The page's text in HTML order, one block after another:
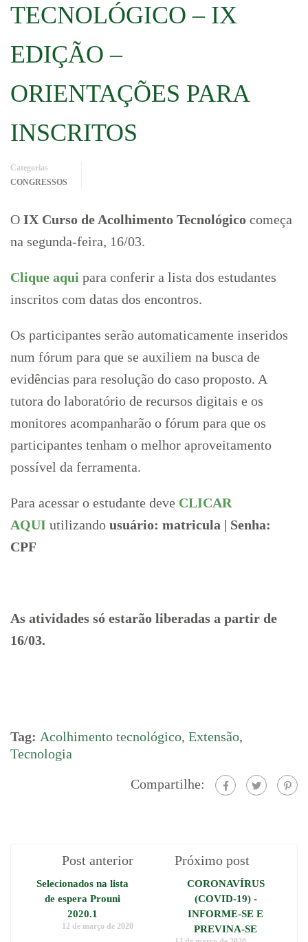
TECNOLÓGICO – IX
EDIÇÃO –
ORIENTAÇÕES PARA
INSCRITOS
Categorias
CONGRESSOS
O IX Curso de Acolhimento Tecnológico começa
na segunda-feira, 16/03.
Clique aqui para conferir a lista dos estudantes
inscritos com datas dos encontros.
Os participantes serão automaticamente inseridos
num fórum para que se auxiliem na busca de
evidências para resolução do caso proposto. A
tutora do laboratório de recursos digitais e os
monitores acompanharão o fórum para que os
participantes tenham o melhor aproveitamento
possível da ferramenta.
Para acessar o estudante deve CLICAR
AQUI utilizando usuário: matricula | Senha:
CPF
As atividades só estarão liberadas a partir de
16/03.
Tag: Acolhimento tecnológico, Extensão,
Tecnologia
Compartilhe:
Post anterior
Selecionados na lista
de espera Prouni
2020.1
12 de março de 2020
Próximo post
CORONAVÍRUS
(COVID-19) -
INFORME-SE E
PREVINA-SE